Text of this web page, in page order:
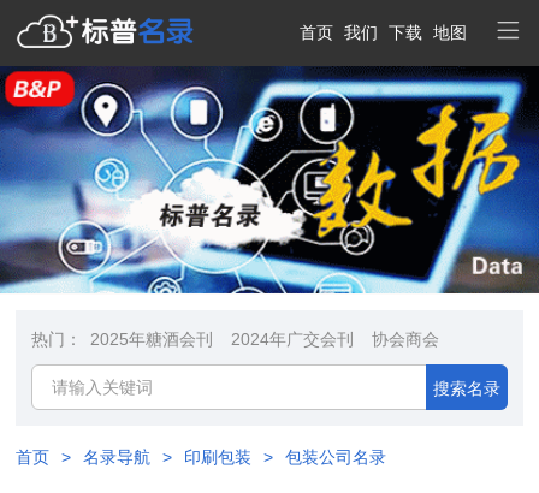
首页 我们 下载 地图
热门： 2025年糖酒会刊 2024年广交会刊 协会商会
搜索名录
首页 > 名录导航 > 印刷包装 > 包装公司名录